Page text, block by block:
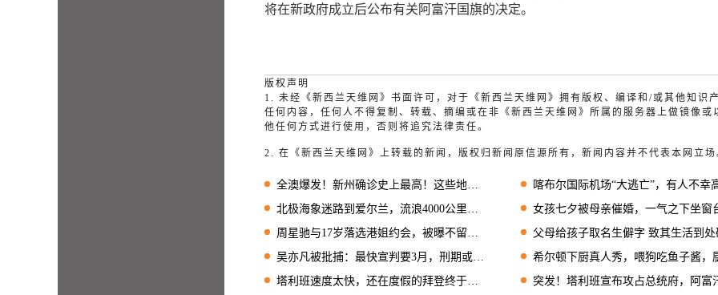
将在新政府成立后公布有关阿富汗国旗的决定。
版权声明
1. 未经《新西兰天维网》书面许可，对于《新西兰天维网》拥有版权、编译和/或其他知识
任何内容，任何人不得复制、转载、摘编或在非《新西兰天维网》所属的服务器上做镜像或
他任何方式进行使用，否则将追究法律责任。
2. 在《新西兰天维网》上转载的新闻，版权归新闻原信源所有，新闻内容并不代表本网立场
全澳爆发！新州确诊史上最高！这些地方封锁延长
喀布尔国际机场“大逃亡”，有人不幸高空坠
北极海象迷路到爱尔兰，流浪4000公里现在还没回家
女孩七夕被母亲催婚，一气之下坐窗台欲轻
周星驰与17岁落选港姐约会，被曝不留聊天记录不准拍照录音
父母给孩子取名生僻字 致其生活到处碰壁还改
吴亦凡被批捕：最快宣判要3月，刑期或不少于五年
希尔顿下厨真人秀，喂狗吃鱼子酱，厨具镶满钻石
塔利班速度太快，还在度假的拜登终于坐不住了
突发！塔利班宣布攻占总统府，阿富汗总统出